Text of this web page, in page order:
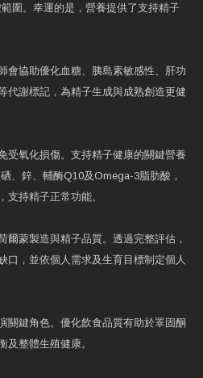
圍。幸運的是，營養提供了支持精子
會協助優化血糖、胰島素敏感性、肝功
代謝標記，為精子生成與成熟創造更健
受氧化損傷。支持精子健康的關鍵營養
、鋅、輔酶Q10及Omega-3脂肪酸，
支持精子正常功能。
爾蒙製造與精子品質。透過完整評估，
口，並依個人需求及生育目標制定個人
關鍵角色。優化飲食品質有助於睪固酮
及整體生殖健康。